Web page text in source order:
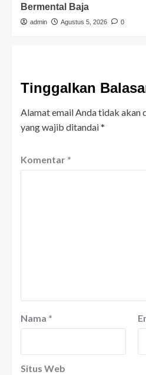
Bermental Baja
admin Agustus 5, 2026 0
Tinggalkan
Alamat email Anda tidak akan
yang wajib ditandai*
Komentar *
Nama *
Situs Web